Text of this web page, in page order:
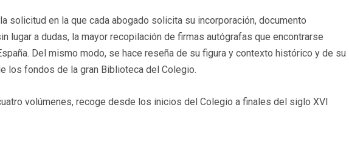
solicitud en la que cada abogado solicita su incorporación, documento
lugar a dudas, la mayor recopilación de firmas autógrafas que encontrarse
Del mismo modo, se hace reseña de su figura y contexto histórico y de su
los fondos de la gran Biblioteca del Colegio.
volúmenes, recoge desde los inicios del Colegio a finales del siglo XVI